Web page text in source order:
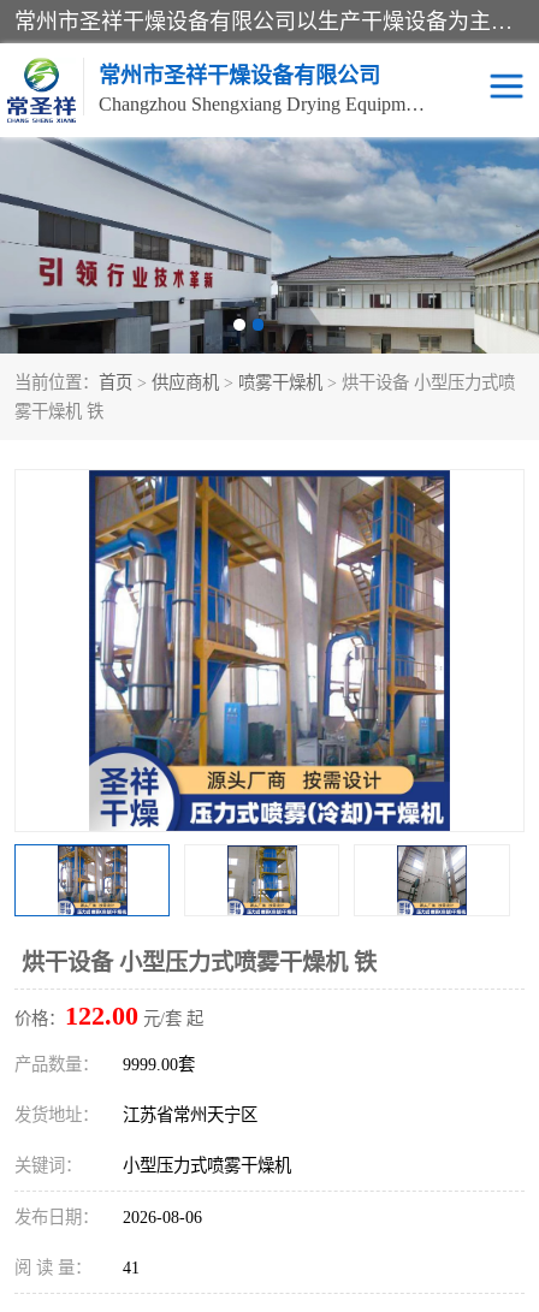
常州市圣祥干燥设备有限公司以生产干燥设备为主导产品，提供：干燥设备、干燥机、混合机、气流干燥机、烘箱、热风循环烘箱、沸腾干燥机、烘干机、喷雾干燥机等产品的生产、制造与销售服务。
常州市圣祥干燥设备有限公司
Changzhou Shengxiang Drying Equipment Co. , Ltd.
当前位置： 首页 > 供应商机 > 喷雾干燥机 > 烘干设备 小型压力式喷
雾干燥机 铁
烘干设备 小型压力式喷雾干燥机 铁
价格： 122.00 元/套 起
产品数量： 9999.00套
发货地址： 江苏省常州天宁区
关键词： 小型压力式喷雾干燥机
发布日期： 2026-08-06
阅 读 量： 41
单锥真空干燥机 双锥真空干燥机
气流干燥机 滚筒刮板干燥机
干燥机 闪蒸干燥机
桨叶干燥机 高速混合机
粗粉碎机 带式干燥机
单锥螺带真空干燥机 沸腾干燥机
方形圆形真空干燥机 真空耙式干燥机
热风循环烘箱 喷雾干燥机
振动流化床干燥机 盘式干燥机